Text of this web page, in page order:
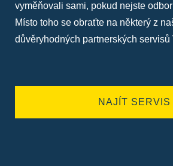
vyměňovali sami, pokud nejste
Místo toho se obraťte na některý z
důvěryhodných partnerských servisů
NAJÍT SERVIS